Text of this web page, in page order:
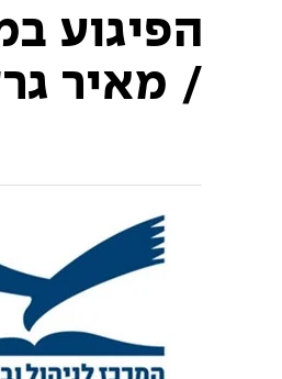
ה
י
ת
הפיגוע
/ מאיר